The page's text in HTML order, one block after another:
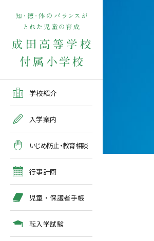
学校紹介
教育課程
年間行事
施設紹介
アクセスマップ
よくある質問
入学案内
募集要項
出願方法
入学検査
入学検査関係行事等の呼
びかけ
いじめ防止・教育相談
行事計画
５月の行事予定
６月の行事予定
７月・８月の行事予定
児童・保護者手帳
転入学試験
緊急時・警報発令時の対
処について
臨時休校等の特別措置に